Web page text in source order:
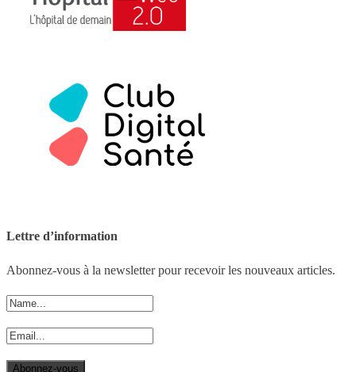
Lettre d’information
Abonnez-vous à la newsletter pour recevoir les nouveaux articles.